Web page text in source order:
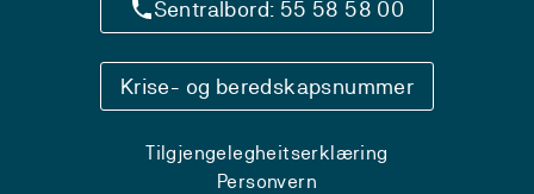
Sentralbord: 55 58 58 00
Krise- og beredskapsnummer
Tilgjengelegheitserklæring
Personvern